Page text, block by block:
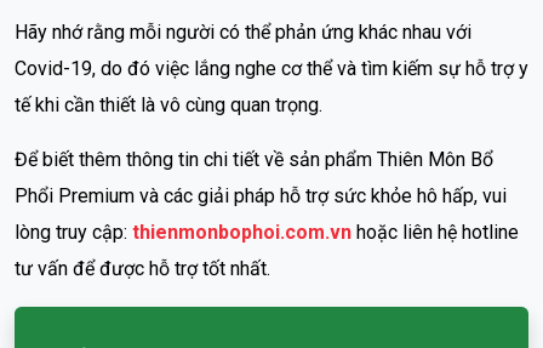
Hãy nhớ rằng mỗi người có thể phản ứng khác nhau với
Covid-19, do đó việc lắng nghe cơ thể và tìm kiếm sự hỗ trợ y
tế khi cần thiết là vô cùng quan trọng.
Để biết thêm thông tin chi tiết về sản phẩm Thiên Môn Bổ
Phổi Premium và các giải pháp hỗ trợ sức khỏe hô hấp, vui
lòng truy cập: thienmonbophoi.com.vn hoặc liên hệ hotline
tư vấn để được hỗ trợ tốt nhất.